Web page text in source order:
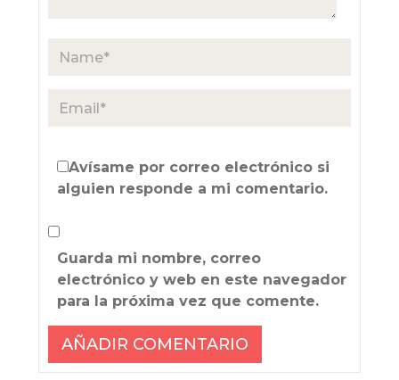
Avísame por correo electrónico si
alguien responde a mi comentario.
Guarda mi nombre, correo
electrónico y web en este navegador
para la próxima vez que comente.